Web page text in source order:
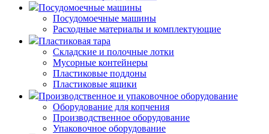
Посудомоечные машины
Посудомоечные машины
Расходные материалы и комплектующие
Пластиковая тара
Складские и полочные лотки
Мусорные контейнеры
Пластиковые поддоны
Пластиковые ящики
Производственное и упаковочное оборудование
Оборудование для копчения
Производственное оборудование
Упаковочное оборудование